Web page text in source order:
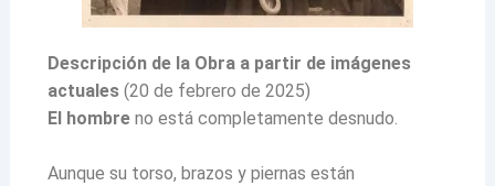
Descripción de la Obra a partir de imágenes
actuales(20 de febrero de 2025)
El hombreno está completamente desnudo.
Aunque su torso, brazos y piernas están